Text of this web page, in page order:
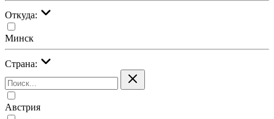
Откуда:
Минск
Страна:
Австрия